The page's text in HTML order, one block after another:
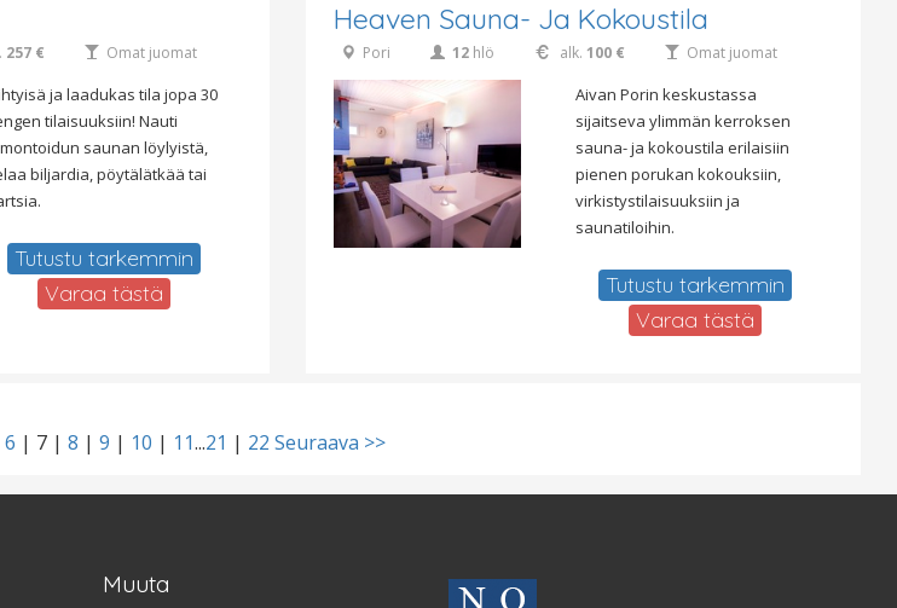
257 € Omat juomat
ja laadukas tila jopa 30
tilaisuuksiin! Nauti
saunan löylyistä,
biljardia, pöytälätkää tai
Tutustu tarkemmin
Varaa tästä
Heaven Sauna- Ja Kokoustila
Pori 12 hlö alk. 100 € Omat juomat
Aivan Porin keskustassa
sijaitseva ylimmän kerroksen
sauna- ja kokoustila erilaisiin
pienen porukan kokouksiin,
virkistystilaisuuksiin ja
saunatiloihin.
Tutustu tarkemmin
Varaa tästä
6 | 7 | 8 | 9 | 10 | 11...21 | 22 Seuraava >>
Muuta